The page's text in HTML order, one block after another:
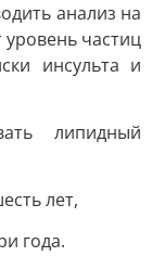
анализ на
уровень частиц
инсульта и
липидный
лет,
года.